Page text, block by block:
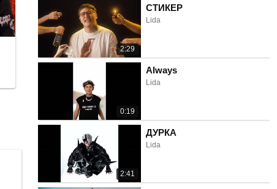
2:29
СТИКЕР
Lida
0:19
Always
Lida
2:41
ДУРКА
Lida